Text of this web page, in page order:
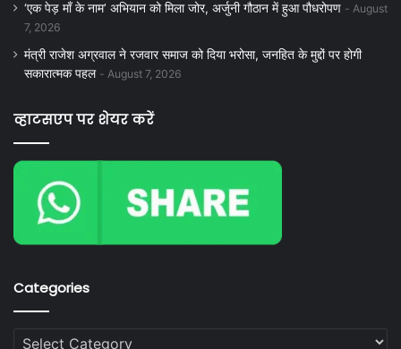
‘एक पेड़ माँ के नाम’ अभियान को मिला जोर, अर्जुनी गौठान में हुआ पौधरोपण
August
7, 2026
मंत्री राजेश अग्रवाल ने रजवार समाज को दिया भरोसा, जनहित के मुद्दों पर होगी
सकारात्मक पहल
August 7, 2026
व्हाटसएप पर शेयर करें
Categories
Categories